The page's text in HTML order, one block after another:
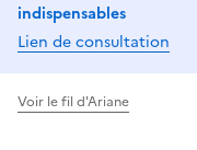
indispensables
Lien de consultation
Voir le fil d'Ariane